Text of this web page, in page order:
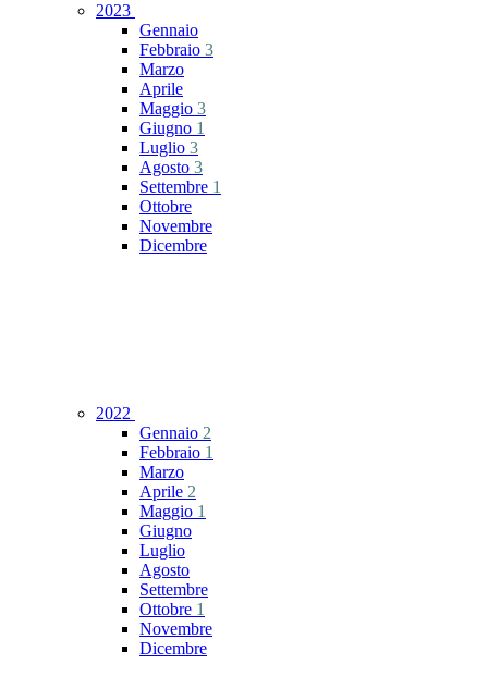
2023
Gennaio
Febbraio 3
Marzo
Aprile
Maggio 3
Giugno 1
Luglio 3
Agosto 3
Settembre 1
Ottobre
Novembre
Dicembre
2022
Gennaio 2
Febbraio 1
Marzo
Aprile 2
Maggio 1
Giugno
Luglio
Agosto
Settembre
Ottobre 1
Novembre
Dicembre